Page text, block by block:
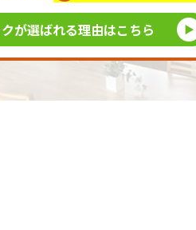
が選ばれる理由はこちら